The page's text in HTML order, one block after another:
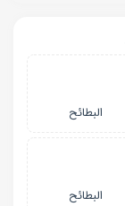
البطائح
البطائح